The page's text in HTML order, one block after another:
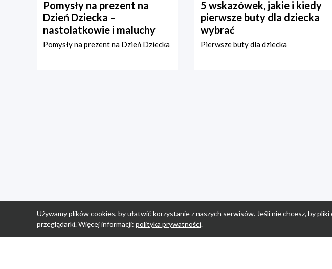
Pomysły na prezent na
Dzień Dziecka –
nastolatkowie i maluchy
Pomysły na prezent na Dzień Dziecka
5 wskazówek, jakie i kiedy
pierwsze buty dla dziecka
wybrać
Pierwsze buty dla dziecka
Używamy plików cookies, by ułatwić korzystanie z naszych serwisów. Jeśli nie chcesz, by
przeglądarki. Więcej informacji: polityka prywatności.